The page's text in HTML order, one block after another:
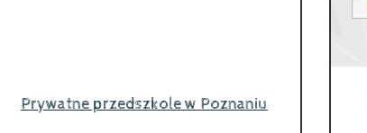
Prywatne przedszkole w Poznaniu